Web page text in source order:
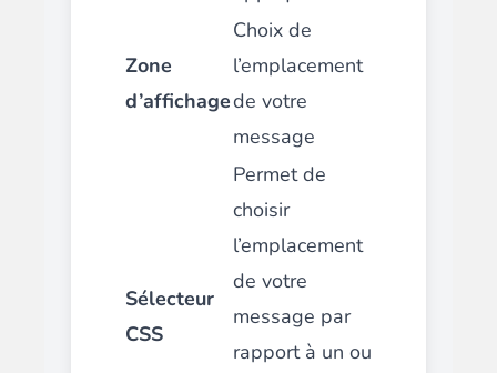
Zone
d’affichage
Choix de
l’emplacement
de votre
message
Sélecteur
CSS
Permet de
choisir
l’emplacement
de votre
message par
rapport à un ou